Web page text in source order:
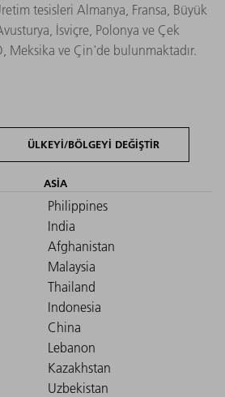
tesisleri Almanya, Fransa, Büyük
İsviçre, Polonya ve Çek
Meksika ve Çin'de bulunmaktadır.
ÜLKEYI/BÖLGEYI DEĞIŞTIR
ASIA
Philippines
India
Afghanistan
Malaysia
Thailand
Indonesia
China
Lebanon
Kazakhstan
Uzbekistan